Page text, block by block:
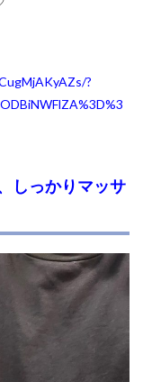
?
しっかりマッサ